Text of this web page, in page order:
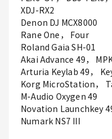
XDJ-RX2
Denon DJ MCX8000
Rane One， Four
Roland Gaia SH-01
Akai Advance 49，
Arturia Keylab 49，
Korg MicroStation，
M-Audio Oxygen 49
Novation Launchkey
Numark NS7 III